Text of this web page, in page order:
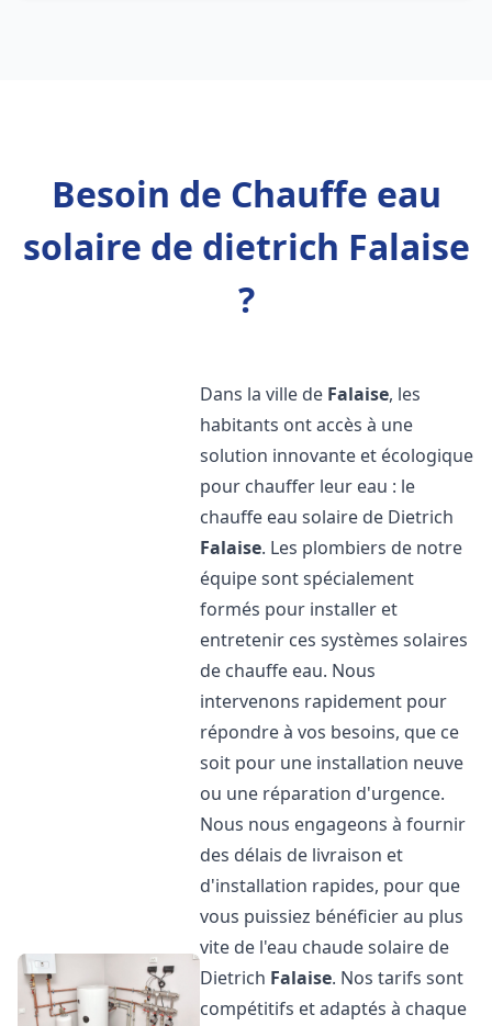
Besoin de Chauffe eau
solaire de dietrich Falaise
?
Dans la ville de Falaise, les
habitants ont accès à une
solution innovante et écologique
pour chauffer leur eau : le
chauffe eau solaire de Dietrich
Falaise. Les plombiers de notre
équipe sont spécialement
formés pour installer et
entretenir ces systèmes solaires
de chauffe eau. Nous
intervenons rapidement pour
répondre à vos besoins, que ce
soit pour une installation neuve
ou une réparation d'urgence.
Nous nous engageons à fournir
des délais de livraison et
d'installation rapides, pour que
vous puissiez bénéficier au plus
vite de l'eau chaude solaire de
Dietrich Falaise. Nos tarifs sont
compétitifs et adaptés à chaque